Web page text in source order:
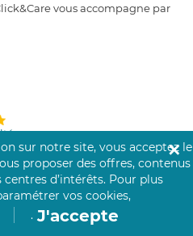
vous accompagne par
sur
sur notre site, vous acceptez le
proposer des offres, contenus
d’intérêts. Pour plus
vos cookies,
. J'accepte
✕